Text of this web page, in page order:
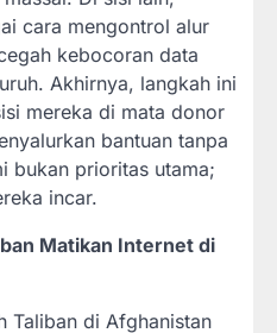
cara mengontrol alur
kebocoran data
Akhirnya, langkah ini
mereka di mata donor
bantuan tanpa
bukan prioritas utama;
incar.
Matikan Internet di
Taliban di Afghanistan